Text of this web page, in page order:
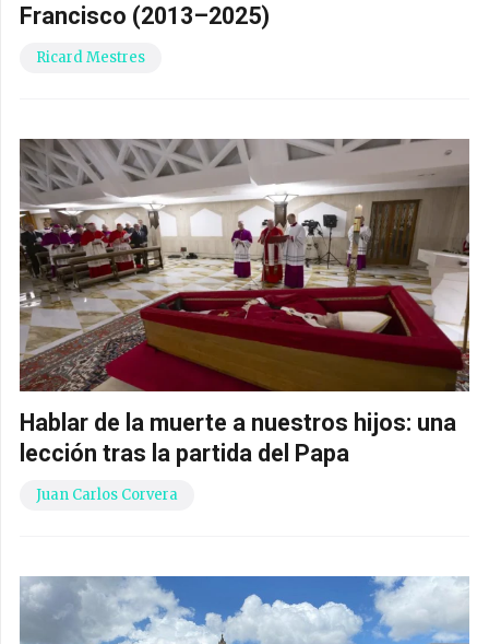
Francisco (2013–2025)
Ricard Mestres
Hablar de la muerte a nuestros hijos: una
lección tras la partida del Papa
Juan Carlos Corvera